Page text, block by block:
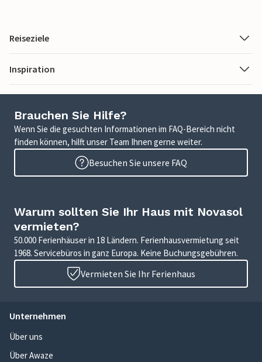
Reiseziele
Inspiration
Brauchen Sie Hilfe?
Wenn Sie die gesuchten Informationen im FAQ-Bereich nicht
finden können, hilft unser Team Ihnen gerne weiter.
Besuchen Sie unsere FAQ
Warum sollten Sie Ihr Haus mit Novasol
vermieten?
50.000 Ferienhäuser in 18 Ländern. Ferienhausvermietung seit
1968. Servicebüros in ganz Europa. Keine Buchungsgebühren.
Vermieten Sie Ihr Ferienhaus
Unternehmen
Über uns
Über Awaze